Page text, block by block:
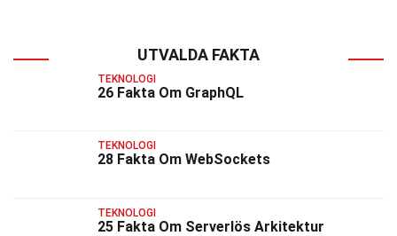
UTVALDA FAKTA
TEKNOLOGI
26 Fakta Om GraphQL
TEKNOLOGI
28 Fakta Om WebSockets
TEKNOLOGI
25 Fakta Om Serverlös Arkitektur